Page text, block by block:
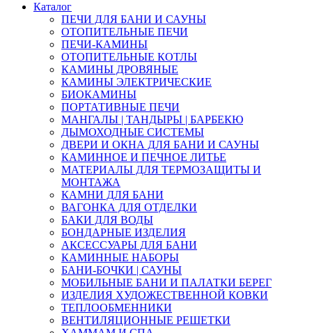
Каталог
ПЕЧИ ДЛЯ БАНИ И САУНЫ
ОТОПИТЕЛЬНЫЕ ПЕЧИ
ПЕЧИ-КАМИНЫ
ОТОПИТЕЛЬНЫЕ КОТЛЫ
КАМИНЫ ДРОВЯНЫЕ
КАМИНЫ ЭЛЕКТРИЧЕСКИЕ
БИОКАМИНЫ
ПОРТАТИВНЫЕ ПЕЧИ
МАНГАЛЫ | ТАНДЫРЫ | БАРБЕКЮ
ДЫМОХОДНЫЕ СИСТЕМЫ
ДВЕРИ И ОКНА ДЛЯ БАНИ И САУНЫ
КАМИННОЕ И ПЕЧНОЕ ЛИТЬЕ
МАТЕРИАЛЫ ДЛЯ ТЕРМОЗАЩИТЫ И
МОНТАЖА
КАМНИ ДЛЯ БАНИ
ВАГОНКА ДЛЯ ОТДЕЛКИ
БАКИ ДЛЯ ВОДЫ
БОНДАРНЫЕ ИЗДЕЛИЯ
АКСЕССУАРЫ ДЛЯ БАНИ
КАМИННЫЕ НАБОРЫ
БАНИ-БОЧКИ | САУНЫ
МОБИЛЬНЫЕ БАНИ И ПАЛАТКИ БЕРЕГ
ИЗДЕЛИЯ ХУДОЖЕСТВЕННОЙ КОВКИ
ТЕПЛООБМЕННИКИ
ВЕНТИЛЯЦИОННЫЕ РЕШЕТКИ